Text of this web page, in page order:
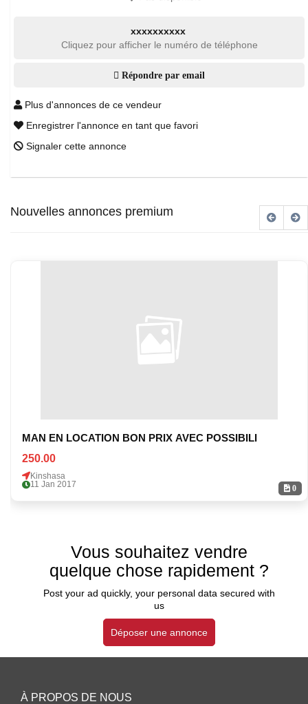
xxxxxxxxxx
Cliquez pour afficher le numéro de téléphone
Répondre par email
Plus d'annonces de ce vendeur
Enregistrer l'annonce en tant que favori
Signaler cette annonce
Nouvelles annonces premium
0
MAN EN LOCATION BON PRIX AVEC POSSIBILI
250.00
Kinshasa
11 Jan 2017
Vous souhaitez vendre
quelque chose rapidement ?
Post your ad quickly, your personal data secured with
us
Déposer une annonce
À PROPOS DE NOUS